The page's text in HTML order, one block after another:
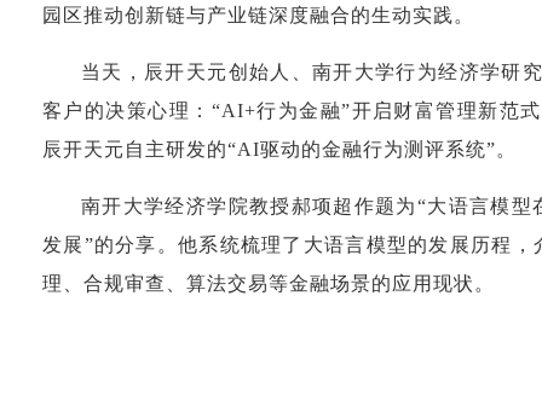
园区推动创新链与产业链深度融合的生动实践。
当天，辰开天元创始人、南开大学行为经济学研
客户的决策心理：“AI+行为金融”开启财富管理新范
辰开天元自主研发的“AI驱动的金融行为测评系统”。
南开大学经济学院教授郝项超作题为“大语言模
发展”的分享。他系统梳理了大语言模型的发展历程
理、合规审查、算法交易等金融场景的应用现状。